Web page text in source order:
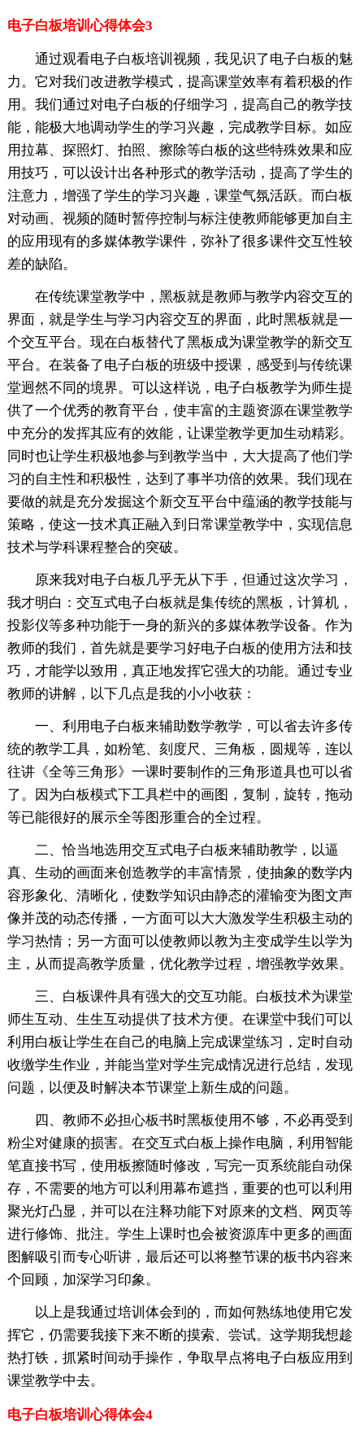
电子白板培训心得体会3
通过观看电子白板培训视频，我见识了电子白板的魅
力。它对我们改进教学模式，提高课堂效率有着积极的作
用。我们通过对电子白板的仔细学习，提高自己的教学技
能，能极大地调动学生的学习兴趣，完成教学目标。如应
用拉幕、探照灯、拍照、擦除等白板的这些特殊效果和应
用技巧，可以设计出各种形式的教学活动，提高了学生的
注意力，增强了学生的学习兴趣，课堂气氛活跃。而白板
对动画、视频的随时暂停控制与标注使教师能够更加自主
的应用现有的多媒体教学课件，弥补了很多课件交互性较
差的缺陷。
在传统课堂教学中，黑板就是教师与教学内容交互的
界面，就是学生与学习内容交互的界面，此时黑板就是一
个交互平台。现在白板替代了黑板成为课堂教学的新交互
平台。在装备了电子白板的班级中授课，感受到与传统课
堂迥然不同的境界。可以这样说，电子白板教学为师生提
供了一个优秀的教育平台，使丰富的主题资源在课堂教学
中充分的发挥其应有的效能，让课堂教学更加生动精彩。
同时也让学生积极地参与到教学当中，大大提高了他们学
习的自主性和积极性，达到了事半功倍的效果。我们现在
要做的就是充分发掘这个新交互平台中蕴涵的教学技能与
策略，使这一技术真正融入到日常课堂教学中，实现信息
技术与学科课程整合的突破。
原来我对电子白板几乎无从下手，但通过这次学习，
我才明白：交互式电子白板就是集传统的黑板，计算机，
投影仪等多种功能于一身的新兴的多媒体教学设备。作为
教师的我们，首先就是要学习好电子白板的使用方法和技
巧，才能学以致用，真正地发挥它强大的功能。通过专业
教师的讲解，以下几点是我的小小收获：
一、利用电子白板来辅助数学教学，可以省去许多传
统的教学工具，如粉笔、刻度尺、三角板，圆规等，连以
往讲《全等三角形》一课时要制作的三角形道具也可以省
了。因为白板模式下工具栏中的画图，复制，旋转，拖动
等已能很好的展示全等图形重合的全过程。
二、恰当地选用交互式电子白板来辅助教学，以逼
真、生动的画面来创造教学的丰富情景，使抽象的数学内
容形象化、清晰化，使数学知识由静态的灌输变为图文声
像并茂的动态传播，一方面可以大大激发学生积极主动的
学习热情；另一方面可以使教师以教为主变成学生以学为
主，从而提高教学质量，优化教学过程，增强教学效果。
三、白板课件具有强大的交互功能。白板技术为课堂
师生互动、生生互动提供了技术方便。在课堂中我们可以
利用白板让学生在自己的电脑上完成课堂练习，定时自动
收缴学生作业，并能当堂对学生完成情况进行总结，发现
问题，以便及时解决本节课堂上新生成的问题。
四、教师不必担心板书时黑板使用不够，不必再受到
粉尘对健康的损害。在交互式白板上操作电脑，利用智能
笔直接书写，使用板擦随时修改，写完一页系统能自动保
存，不需要的地方可以利用幕布遮挡，重要的也可以利用
聚光灯凸显，并可以在注释功能下对原来的文档、网页等
进行修饰、批注。学生上课时也会被资源库中更多的画面
图解吸引而专心听讲，最后还可以将整节课的板书内容来
个回顾，加深学习印象。
以上是我通过培训体会到的，而如何熟练地使用它发
挥它，仍需要我接下来不断的摸索、尝试。这学期我想趁
热打铁，抓紧时间动手操作，争取早点将电子白板应用到
课堂教学中去。
电子白板培训心得体会4